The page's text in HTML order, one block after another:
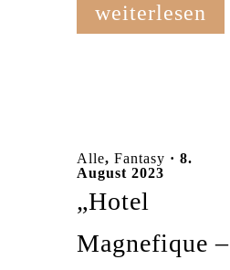
weiterlesen
Alle, Fantasy · 8.
August 2023
„Hotel
Magnefique –